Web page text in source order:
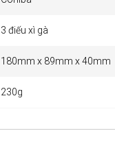
3 điếu xì gà
180mm x 89mm x 40mm
230g